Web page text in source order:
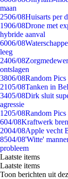
maan
2506/08Huisarts per
1906/08Drone met
hybride aanval
6006/08
leeg
2406/08
ontslagen
3806/08Random
2105/08Tanken in
3405/08Dirk sluit
agressie
1205/08Random
604/08Kraftwerk
2004/08Apple vecht
8504/08'Witte'
probleem
Laatste items
Laatste items
Toon berichten uit